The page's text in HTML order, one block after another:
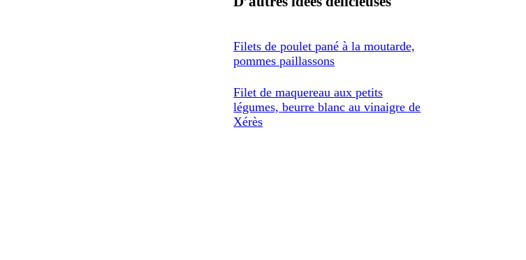
Filets de poulet pané à la moutarde,
pommes paillassons
Filet de maquereau aux petits
légumes, beurre blanc au vinaigre de
Xérès